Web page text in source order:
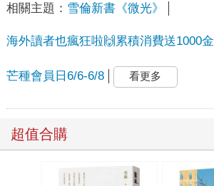
相關主題： 雪倫新書《微光》
海外讀者也瘋狂啦🙌累積消費送1000金
芒種會員日6/6-6/8 看更多
超值合購